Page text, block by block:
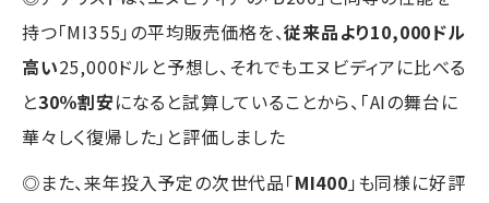
持つ「MI355」の平均販売価格を、従来品より10,000ドル
高い25,000ドルと予想し、それでもエヌビディアに比べる
と30％割安になると試算していることから、「AIの舞台に
華々しく復帰した」と評価しました
◎また、来年投入予定の次世代品「MI400 」も同様に好評